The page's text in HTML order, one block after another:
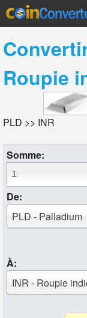
Roupie
PLD >> INR
Somme:
De:
PLD - Palladium
À:
INR - Roupie